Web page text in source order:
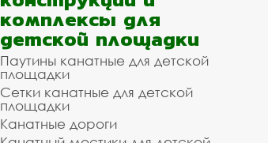
комплексы для
детской площадки
Паутины канатные для детской
площадки
Сетки канатные для детской
площадки
Канатные дороги